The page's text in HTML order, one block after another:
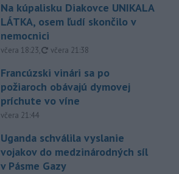
Na kúpalisku Diakovce UNIKALA
LÁTKA, osem ľudí skončilo v
nemocnici
včera 18:23, aktualizované
včera 21:38
Francúzski vinári sa po
požiaroch obávajú dymovej
príchute vo víne
včera 21:44
Uganda schválila vyslanie
vojakov do medzinárodných síl
v Pásme Gazy